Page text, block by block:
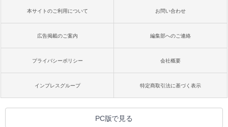
本サイトのご利用について お問い合わせ
広告掲載のご案内 編集部へのご連絡
プライバシーポリシー 会社概要
インプレスグループ 特定商取引法に基づく表示
PC版で見る